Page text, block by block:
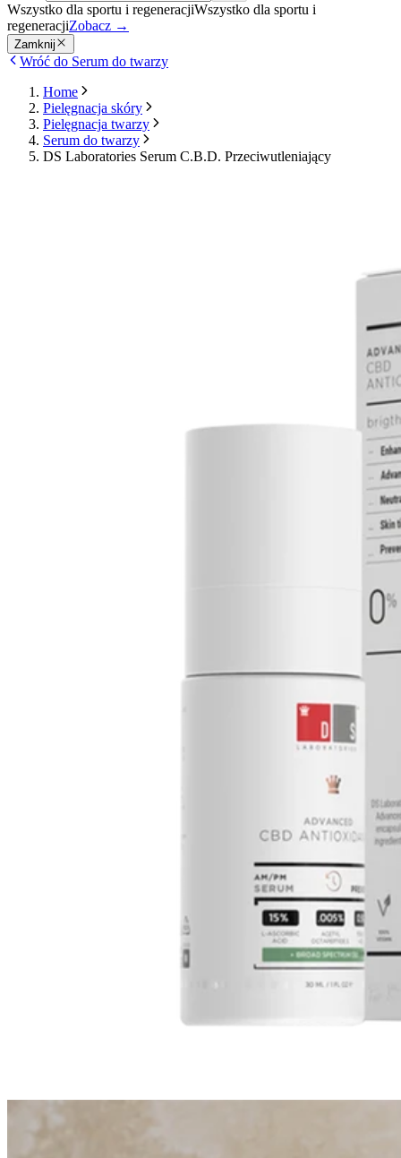
Wszystko dla sportu i regeneracjiWszystko dla sportu i
regeneracjiZobacz →
Zamknij
Wróć do Serum do twarzy
Home
Pielęgnacja skóry
Pielęgnacja twarzy
Serum do twarzy
DS Laboratories Serum C.B.D. Przeciwutleniający